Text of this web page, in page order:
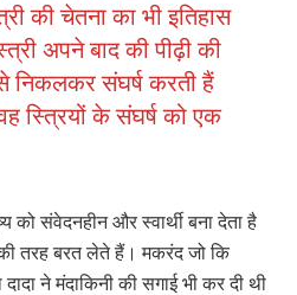
की चेतना का भी इतिहास
अपने बाद की पीढ़ी की
निकलकर संघर्ष करती हैं
स्त्रियों के संघर्ष को एक
संवेदनहीन और स्वार्थी बना देता है
तरह बरत लेते हैं। मकरंद जो कि
ने मंदाकिनी की सगाई भी कर दी थी